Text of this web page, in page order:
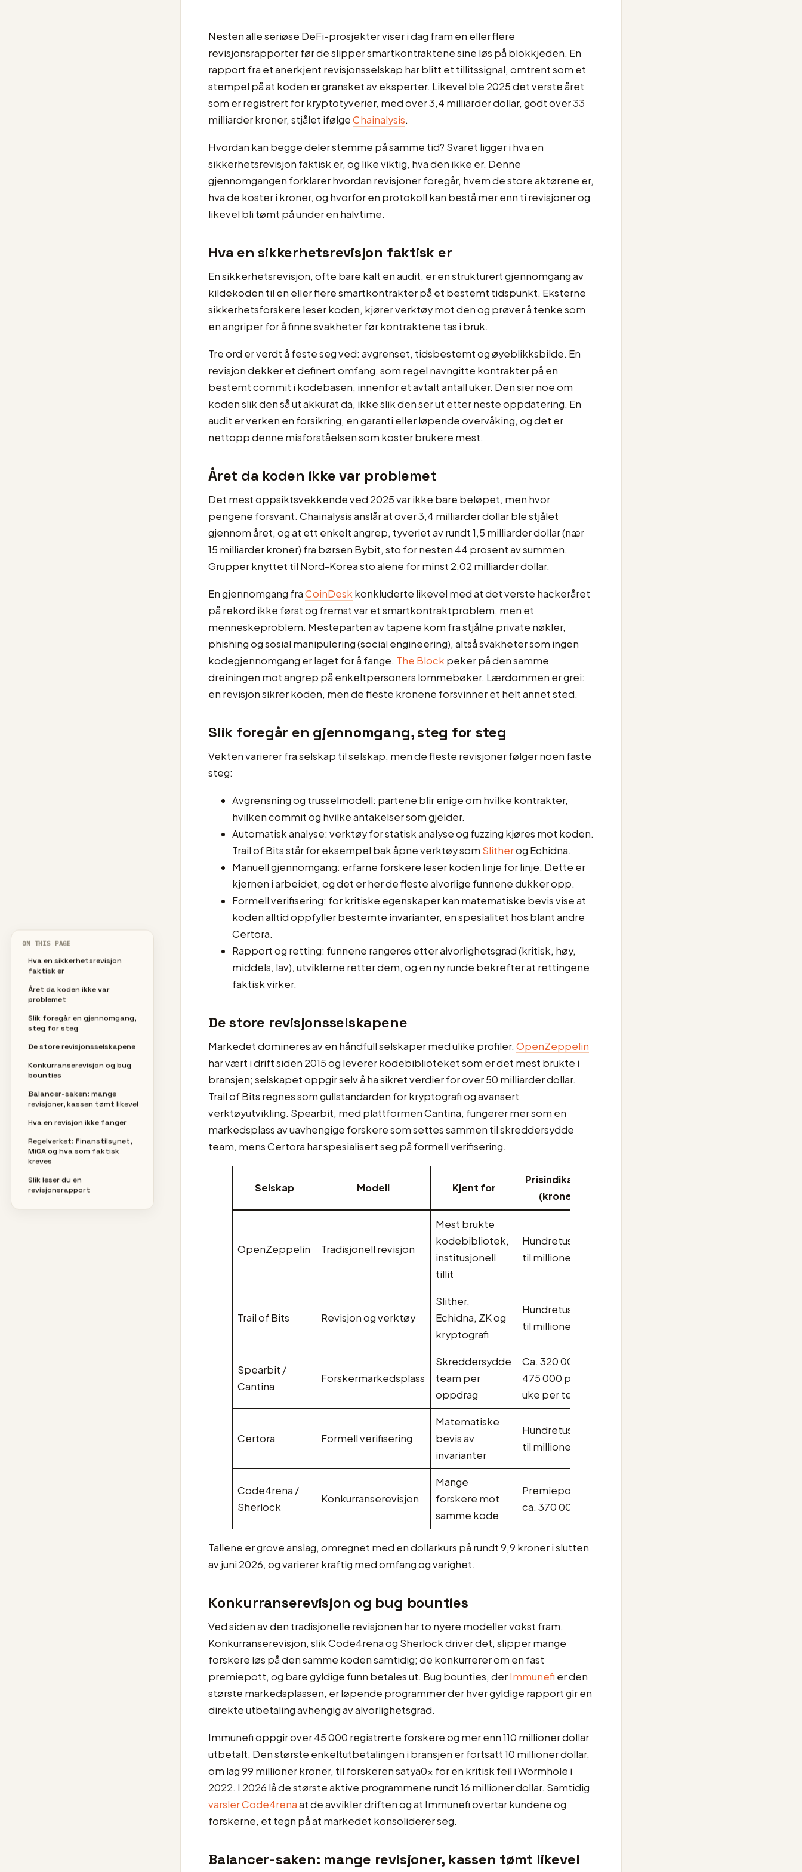
Nesten alle seriøse DeFi-prosjekter viser i dag fram en eller flere
revisjonsrapporter før de slipper smartkontraktene sine løs på blokkjeden. En
rapport fra et anerkjent revisjonsselskap har blitt et tillitssignal, omtrent som et
stempel på at koden er gransket av eksperter. Likevel ble 2025 det verste året
som er registrert for kryptotyverier, med over 3,4 milliarder dollar, godt over 33
milliarder kroner, stjålet ifølgeChainalysis.
Hvordan kan begge deler stemme på samme tid? Svaret ligger i hva en
sikkerhetsrevisjon faktisk er, og like viktig, hva den ikke er. Denne
gjennomgangen forklarer hvordan revisjoner foregår, hvem de store aktørene er,
hva de koster i kroner, og hvorfor en protokoll kan bestå mer enn ti revisjoner og
likevel bli tømt på under en halvtime.
Hva en sikkerhetsrevisjon faktisk er
En sikkerhetsrevisjon, ofte bare kalt en audit, er en strukturert gjennomgang av
kildekoden til en eller flere smartkontrakter på et bestemt tidspunkt. Eksterne
sikkerhetsforskere leser koden, kjører verktøy mot den og prøver å tenke som
en angriper for å finne svakheter før kontraktene tas i bruk.
Tre ord er verdt å feste seg ved: avgrenset, tidsbestemt og øyeblikksbilde. En
revisjon dekker et definert omfang, som regel navngitte kontrakter på en
bestemt commit i kodebasen, innenfor et avtalt antall uker. Den sier noe om
koden slik den så ut akkurat da, ikke slik den ser ut etter neste oppdatering. En
audit er verken en forsikring, en garanti eller løpende overvåking, og det er
nettopp denne misforståelsen som koster brukere mest.
Året da koden ikke var problemet
Det mest oppsiktsvekkende ved 2025 var ikke bare beløpet, men hvor
pengene forsvant. Chainalysis anslår at over 3,4 milliarder dollar ble stjålet
gjennom året, og at ett enkelt angrep, tyveriet av rundt 1,5 milliarder dollar (nær
15 milliarder kroner) fra børsen Bybit, sto for nesten 44 prosent av summen.
Grupper knyttet til Nord-Korea sto alene for minst 2,02 milliarder dollar.
En gjennomgang fraCoinDesk konkluderte likevel med at det verste hackeråret
på rekord ikke først og fremst var et smartkontraktproblem, men et
menneskeproblem. Mesteparten av tapene kom fra stjålne private nøkler,
phishing og sosial manipulering (social engineering), altså svakheter som ingen
kodegjennomgang er laget for å fange. The Block peker på den samme
dreiningen mot angrep på enkeltpersoners lommebøker. Lærdommen er grei:
en revisjon sikrer koden, men de fleste kronene forsvinner et helt annet sted.
Slik foregår en gjennomgang, steg for steg
Vekten varierer fra selskap til selskap, men de fleste revisjoner følger noen faste
steg:
Avgrensning og trusselmodell: partene blir enige om hvilke kontrakter,
hvilken commit og hvilke antakelser som gjelder.
Automatisk analyse: verktøy for statisk analyse og fuzzing kjøres mot koden.
Trail of Bits står for eksempel bak åpne verktøy som Slitherog Echidna.
Manuell gjennomgang: erfarne forskere leser koden linje for linje. Dette er
kjernen i arbeidet, og det er her de fleste alvorlige funnene dukker opp.
Formell verifisering: for kritiske egenskaper kan matematiske bevis vise at
koden alltid oppfyller bestemte invarianter, en spesialitet hos blant andre
Certora.
Rapport og retting: funnene rangeres etter alvorlighetsgrad (kritisk, høy,
middels, lav), utviklerne retter dem, og en ny runde bekrefter at rettingene
faktisk virker.
De store revisjonsselskapene
Markedet domineres av en håndfull selskaper med ulike profiler. OpenZeppelin
har vært i drift siden 2015 og leverer kodebiblioteket som er det mest brukte i
bransjen; selskapet oppgir selv å ha sikret verdier for over 50 milliarder dollar.
Trail of Bits regnes som gullstandarden for kryptografi og avansert
verktøyutvikling. Spearbit, med plattformen Cantina, fungerer mer som en
markedsplass av uavhengige forskere som settes sammen til skreddersydde
team, mens Certora har spesialisert seg på formell verifisering.
Selskap Modell Kjent for
Prisindikasjon
(kroner)
OpenZeppelin Tradisjonell revisjon
Mest brukte
kodebibliotek,
institusjonell
tillit
Hundretusener
til millioner
Trail of Bits Revisjon og verktøy
Slither,
Echidna, ZK og
kryptografi
Hundretusener
til millioner
Spearbit /
Cantina
Forskermarkedsplass
Skreddersydde
team per
oppdrag
Ca. 320 000 til
475 000 per
uke per team
Certora Formell verifisering
Matematiske
bevis av
invarianter
Hundretusener
til millioner
Code4rena /
Sherlock
Konkurranserevisjon
Mange
forskere mot
samme kode
Premiepott fra
ca. 370 000
Tallene er grove anslag, omregnet med en dollarkurs på rundt 9,9 kroner i slutten
av juni 2026, og varierer kraftig med omfang og varighet.
Konkurranserevisjon og bug bounties
Ved siden av den tradisjonelle revisjonen har to nyere modeller vokst fram.
Konkurranserevisjon, slik Code4rena og Sherlock driver det, slipper mange
forskere løs på den samme koden samtidig; de konkurrerer om en fast
premiepott, og bare gyldige funn betales ut. Bug bounties, derImmunefi er den
største markedsplassen, er løpende programmer der hver gyldige rapport gir en
direkte utbetaling avhengig av alvorlighetsgrad.
Immunefi oppgir over 45 000 registrerte forskere og mer enn 110 millioner dollar
utbetalt. Den største enkeltutbetalingen i bransjen er fortsatt 10 millioner dollar,
om lag 99 millioner kroner, til forskeren satya0x for en kritisk feil i Wormhole i
2022. I 2026 lå de største aktive programmene rundt 16 millioner dollar. Samtidig
varsler Code4renaat de avvikler driften og at Immunefi overtar kundene og
forskerne, et tegn på at markedet konsoliderer seg.
Balancer-saken: mange revisjoner, kassen tømt likevel
ON THIS PAGE
Hva en sikkerhetsrevisjon
faktisk er
Året da koden ikke var
problemet
Slik foregår en gjennomgang,
steg for steg
De store revisjonsselskapene
Konkurranserevisjon og bug
bounties
Balancer-saken: mange
revisjoner, kassen tømt likevel
Hva en revisjon ikke fanger
Regelverket: Finanstilsynet,
MiCA og hva som faktisk
kreves
Slik leser du en
revisjonsrapport